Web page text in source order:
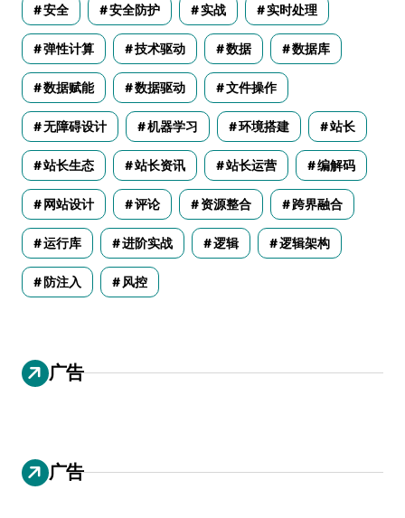
安全 安全防护 实战 实时处理
弹性计算 技术驱动 数据 数据库
数据赋能 数据驱动 文件操作
无障碍设计 机器学习 环境搭建 站长
站长生态 站长资讯 站长运营 编解码
网站设计 评论 资源整合 跨界融合
运行库 进阶实战 逻辑 逻辑架构
防注入 风控
广告
广告